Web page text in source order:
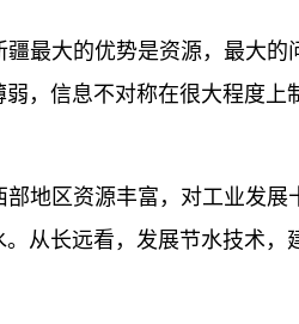
最大的优势是资源，最大的
弱，信息不对称在很大程度上
地区资源丰富，对工业发展
。从长远看，发展节水技术，